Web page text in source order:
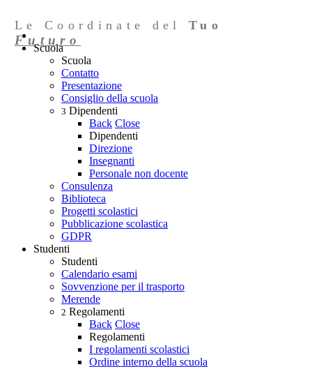
Le Coordinate delTuo
Futuro
Scuola
Scuola
Contatto
Presentazione
Consiglio della scuola
3 Dipendenti
Back Close
Dipendenti
Direzione
Insegnanti
Personale non docente
Consulenza
Biblioteca
Progetti scolastici
Pubblicazione scolastica
GDPR
Studenti
Studenti
Calendario esami
Sovvenzione per il trasporto
Merende
2 Regolamenti
Back Close
Regolamenti
I regolamenti scolastici
Ordine interno della scuola